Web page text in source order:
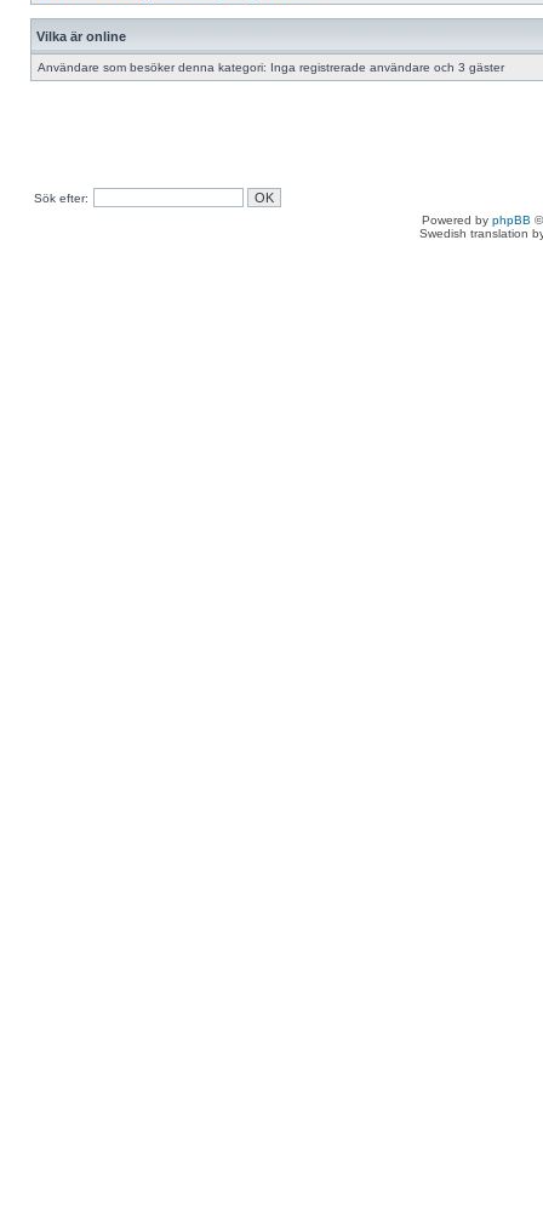
Vilka är online
Användare som besöker denna kategori: Inga registrerade användare och 3 gäster
Sök efter:
Powered by phpBB
Swedish translation